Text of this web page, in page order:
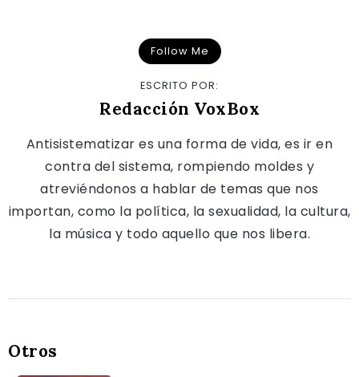
Follow Me
ESCRITO POR:
Redacción VoxBox
Antisistematizar es una forma de vida, es ir en
contra del sistema, rompiendo moldes y
atreviéndonos a hablar de temas que nos
importan, como la política, la sexualidad, la cultura,
la música y todo aquello que nos libera.
Otros